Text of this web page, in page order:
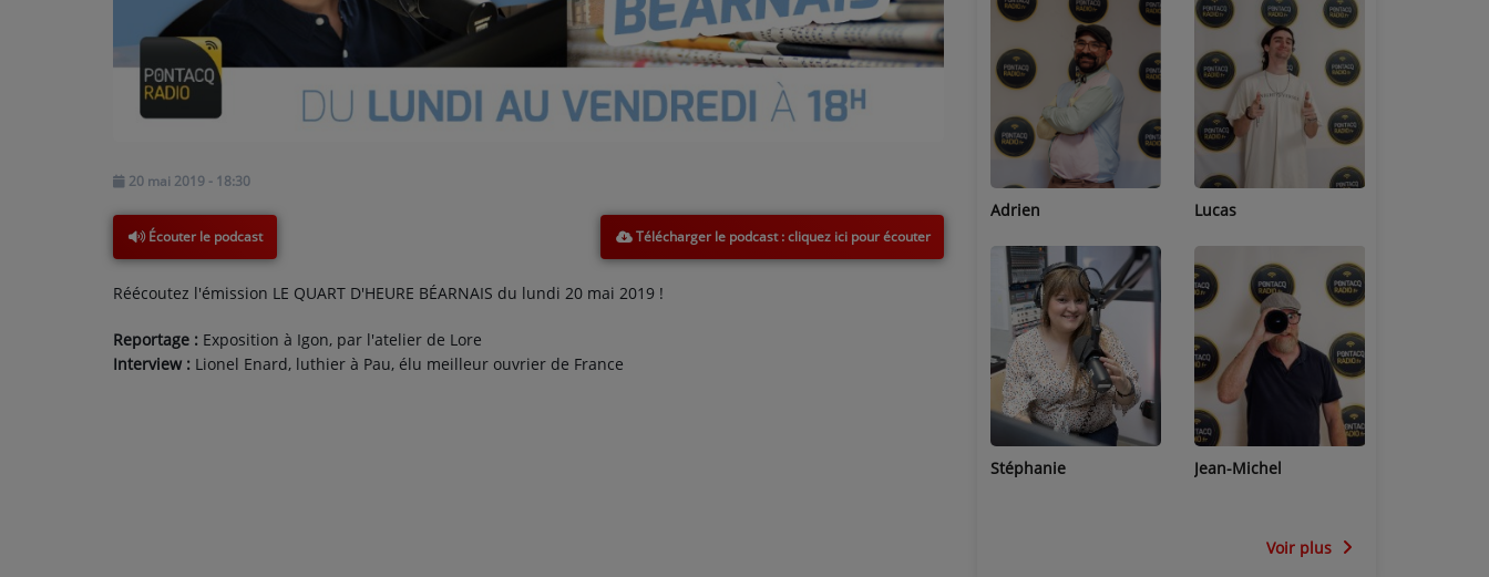
NOS PROGRAMMES COURTS
ARCHIVES - SAISONS PASSÉES
ANNONCEURS & ESPACE PRO
VOTRE PUBLICITÉ SUR PONTACQ RADIO
20 mai 2019 - 18:30
Écouter le podcast Télécharger le podcast
Réécoutez l'émission LE QUART D'HEURE BÉARNAIS du lundi 20 mai 2019 !
Reportage : Exposition à Igon, par l'atelier de Lore
Interview : Lionel Enard, luthier à Pau, élu meilleur ouvrier de France
Marion Adrien
Stéphanie
Lucas
Jean-Michel
Voir plus